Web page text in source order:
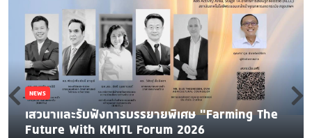
NEWS
เสวนาและรับฟังการบรรยายพิเศษ "Farming The
Future With KMITL Forum 2026